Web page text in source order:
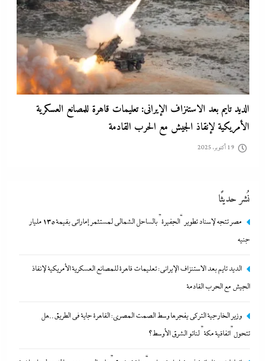
الديد تايم بعد الاستنزاف الإيرانى: تعليمات قاهرة للمصانع العسكرية
الأمريكية لإنقاذ الجيش مع الحرب القادمة
19 أكتوبر، 2025
الطريق..هل تتحول”اتفاقية مكة” لناتو الشرق الأوسط؟
19 أكتوبر، 2025
نُشر حديثًا
مصر تتجه لإسناد تطوير “الجفيرة” بالساحل الشمالي لمستثمر إماراتي بقيمة 135 مليار
جنيه
الديد تايم بعد الاستنزاف الإيرانى: تعليمات قاهرة للمصانع العسكرية الأمريكية لإنقاذ
الجيش مع الحرب القادمة
وزير الخارجية التركى يفجرها وسط الصمت المصري: القاهرة جاية في الطريق..هل
تتحول”اتفاقية مكة” لناتو الشرق الأوسط؟